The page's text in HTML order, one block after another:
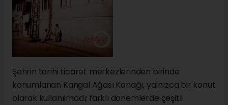
Şehrin tarihi ticaret merkezlerinden birinde
konumlanan Kangal Ağası Konağı, yalnızca bir konut
olarak kullanılmadı; farklı dönemlerde çeşitli